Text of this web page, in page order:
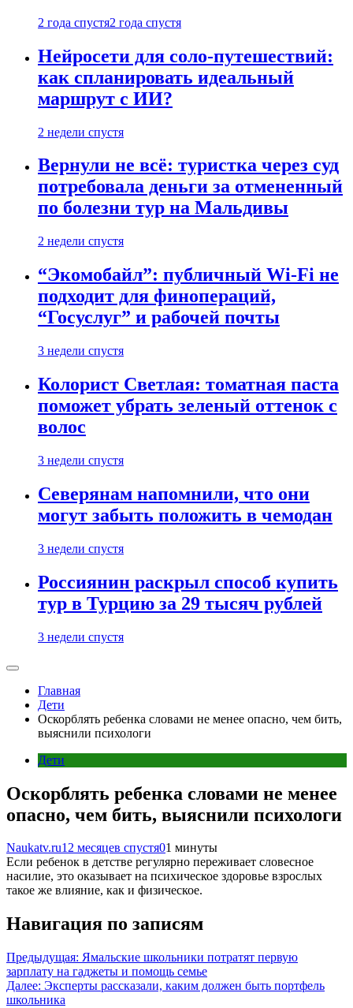
2 года спустя2 года спустя
Нейросети для соло-путешествий:
как спланировать идеальный
маршрут с ИИ?
2 недели спустя
Вернули не всё: туристка через суд
потребовала деньги за отмененный
по болезни тур на Мальдивы
2 недели спустя
“Экомобайл”: публичный Wi-Fi не
подходит для финопераций,
“Госуслуг” и рабочей почты
3 недели спустя
Колорист Светлая: томатная паста
поможет убрать зеленый оттенок с
волос
3 недели спустя
Северянам напомнили, что они
могут забыть положить в чемодан
3 недели спустя
Россиянин раскрыл способ купить
тур в Турцию за 29 тысяч рублей
3 недели спустя
Главная
Дети
Оскорблять ребенка словами не менее опасно, чем бить,
выяснили психологи
Дети
Оскорблять ребенка словами не менее
опасно, чем бить, выяснили психологи
Naukatv.ru12 месяцев спустя01 минуты
Если ребенок в детстве регулярно переживает словесное
насилие, это оказывает на психическое здоровье взрослых
такое же влияние, как и физическое.
Навигация по записям
Предыдущая: Ямальские школьники потратят первую
зарплату на гаджеты и помощь семье
Далее: Эксперты рассказали, каким должен быть портфель
школьника